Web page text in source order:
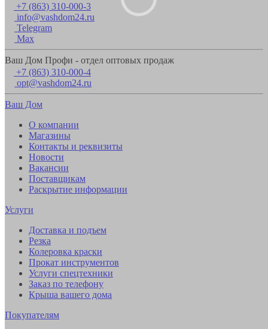
+7 (863) 310-000-3
info@vashdom24.ru
Telegram
Max
Ваш Дом Профи - отдел оптовых продаж
+7 (863) 310-000-4
opt@vashdom24.ru
Ваш Дом
О компании
Магазины
Контакты и реквизиты
Новости
Вакансии
Поставщикам
Раскрытие информации
Услуги
Доставка и подъем
Резка
Колеровка краски
Прокат инструментов
Услуги спецтехники
Заказ по телефону
Крыша вашего дома
Покупателям